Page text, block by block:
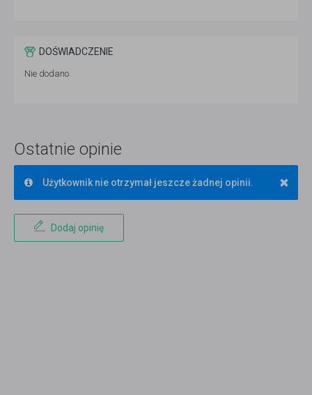
DOŚWIADCZENIE
Nie dodano
Ostatnie opinie
×
Użytkownik nie otrzymał jeszcze żadnej opinii.
Dodaj opinię